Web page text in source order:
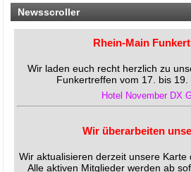
Newsscroller
Funkertreffen vom 17. bis 19.
Hotel November DX
Alle aktiven Mitglieder werden ab
Symbol